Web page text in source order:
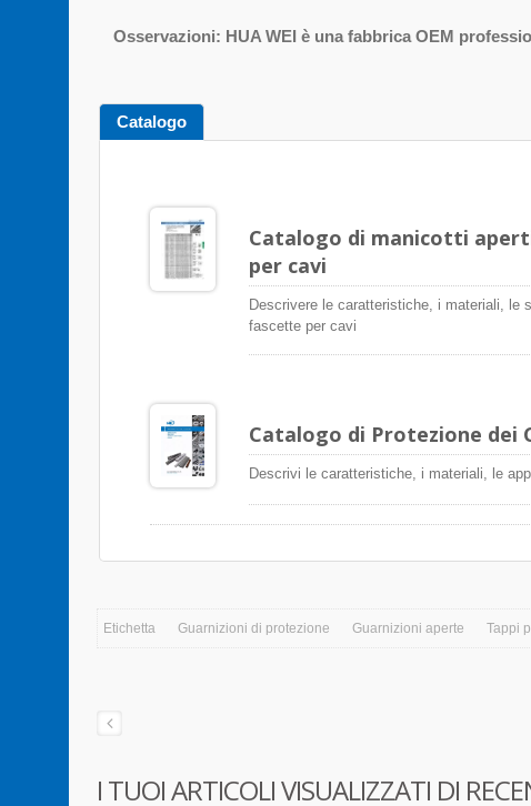
Osservazioni: HUA WEI è una fabbrica OEM
Catalogo
Catalogo di manicotti
per cavi
Descrivere le caratteristiche, i materiali, le
fascette per cavi
Catalogo di Protezione dei
Descrivi le caratteristiche, i materiali, le
Etichetta Guarnizioni di protezione Guarnizioni aperte Tappi
I TUOI ARTICOLI VISUALIZZATI DI